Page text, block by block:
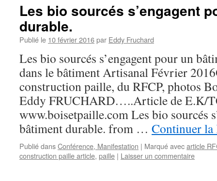
Les bio sourcés s’engagent
durable.
Publié le 10 février 2016par Eddy Fruchard
Les bio sourcés s’engagent pour un
dans le bâtiment Artisanal Février
construction paille, du RFCP, photos
Eddy FRUCHARD…..Article de E.K/
www.boisetpaille.com Les bio sourcés
bâtiment durable. from … Continuer
Publié dansConférence, Manifestation | Marqué avecarticle
construction paille article, paille | Laisser un commentaire